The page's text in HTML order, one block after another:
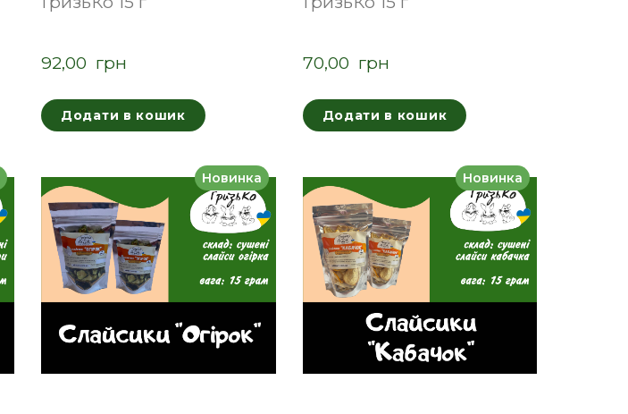
92,00  грн
Додати в кошик
70,00  грн
Додати в кошик
Новинка Новинка